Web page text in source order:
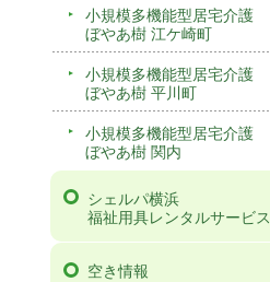
小規模多機能型居宅介護
ぼやあ樹 江ケ崎町
小規模多機能型居宅介護
ぼやあ樹 平川町
小規模多機能型居宅介護
ぼやあ樹 関内
シェルパ横浜
福祉用具レンタルサービス
空き情報